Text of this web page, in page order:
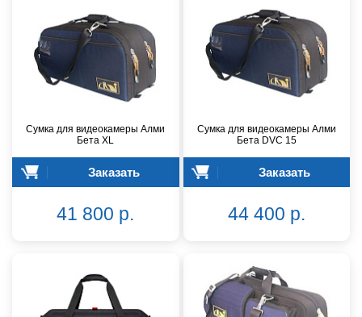
Сумка для видеокамеры Алми
Бета XL
Заказать
41 800 р.
Сумка для видеокамеры Алми
Бета DVC 15
Заказать
44 400 р.